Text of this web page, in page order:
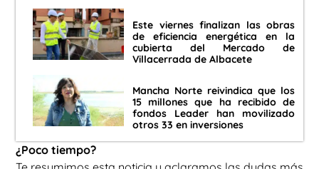
Este viernes finalizan las obras
de eficiencia energética en la
cubierta del Mercado de
Villacerrada de Albacete
Mancha Norte reivindica que los
15 millones que ha recibido de
fondos Leader han movilizado
otros 33 en inversiones
¿Poco tiempo?